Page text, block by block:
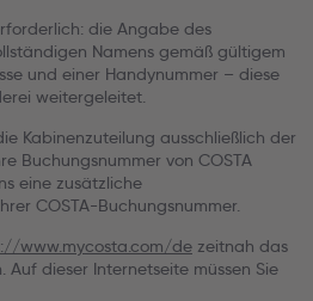
die Angabe des
Namens gemäß gültigem
und einer Handynummer – diese
weitergeleitet.
Kabinenzuteilung ausschließlich der
Buchungsnummer von COSTA
eine zusätzliche
COSTA-Buchungsnummer.
www.mycosta.com/de zeitnah das
Auf dieser Internetseite müssen Sie